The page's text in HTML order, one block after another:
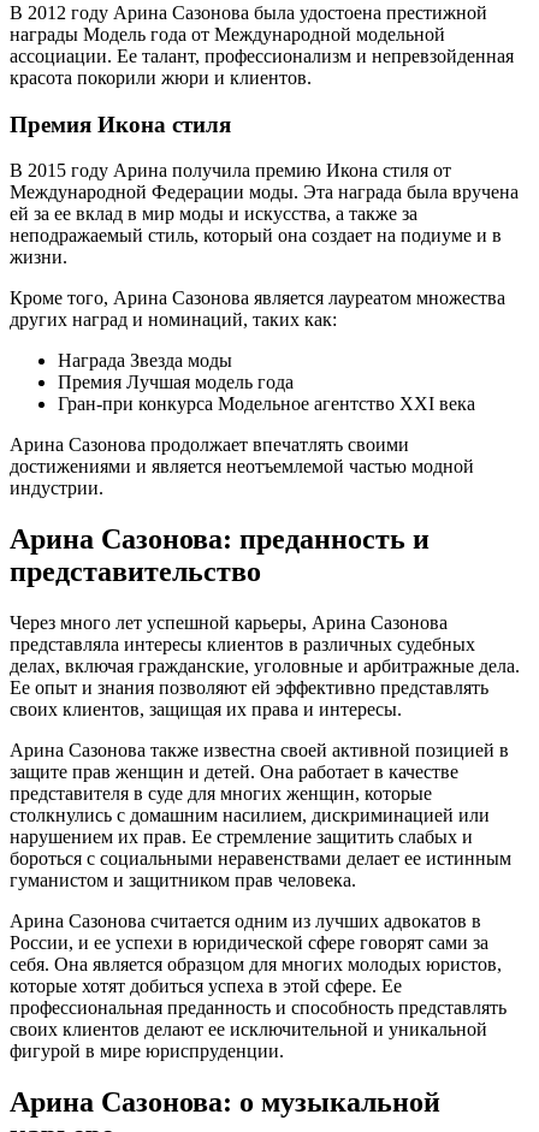
В 2012 году Арина Сазонова была удостоена престижной
награды Модель года от Международной модельной
ассоциации. Ее талант, профессионализм и непревзойденная
красота покорили жюри и клиентов.
Премия Икона стиля
В 2015 году Арина получила премию Икона стиля от
Международной Федерации моды. Эта награда была вручена
ей за ее вклад в мир моды и искусства, а также за
неподражаемый стиль, который она создает на подиуме и в
жизни.
Кроме того, Арина Сазонова является лауреатом множества
других наград и номинаций, таких как:
Награда Звезда моды
Премия Лучшая модель года
Гран-при конкурса Модельное агентство XXI века
Арина Сазонова продолжает впечатлять своими
достижениями и является неотъемлемой частью модной
индустрии.
Арина Сазонова: преданность и
представительство
Через много лет успешной карьеры, Арина Сазонова
представляла интересы клиентов в различных судебных
делах, включая гражданские, уголовные и арбитражные дела.
Ее опыт и знания позволяют ей эффективно представлять
своих клиентов, защищая их права и интересы.
Арина Сазонова также известна своей активной позицией в
защите прав женщин и детей. Она работает в качестве
представителя в суде для многих женщин, которые
столкнулись с домашним насилием, дискриминацией или
нарушением их прав. Ее стремление защитить слабых и
бороться с социальными неравенствами делает ее истинным
гуманистом и защитником прав человека.
Арина Сазонова считается одним из лучших адвокатов в
России, и ее успехи в юридической сфере говорят сами за
себя. Она является образцом для многих молодых юристов,
которые хотят добиться успеха в этой сфере. Ее
профессиональная преданность и способность представлять
своих клиентов делают ее исключительной и уникальной
фигурой в мире юриспруденции.
Арина Сазонова: о музыкальной